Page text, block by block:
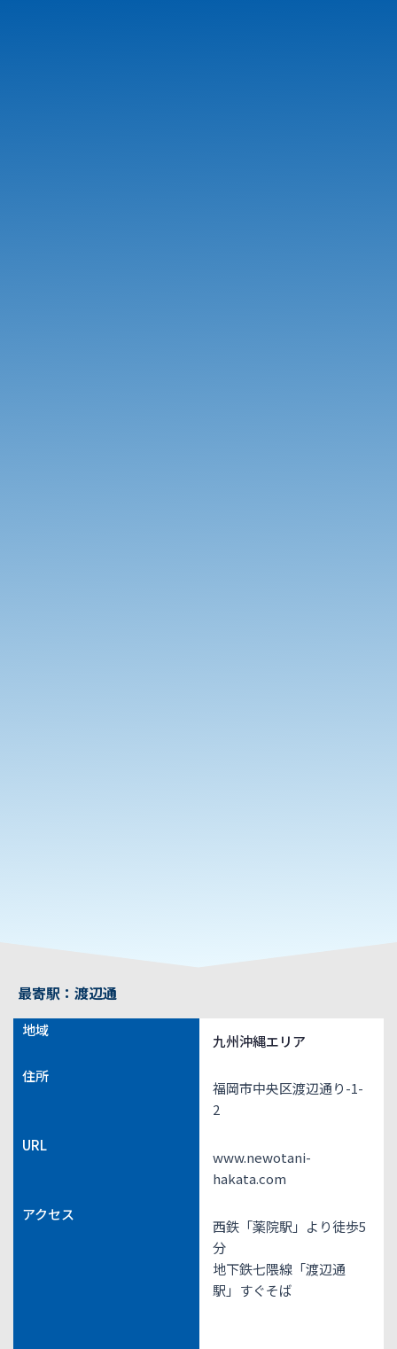
最寄駅：渡辺通
地域
九州沖縄エリア
住所
福岡市中央区渡辺通り-1-
2
URL
www.newotani-
hakata.com
アクセス
西鉄「薬院駅」より徒歩5
分
地下鉄七隈線「渡辺通
駅」すぐそば